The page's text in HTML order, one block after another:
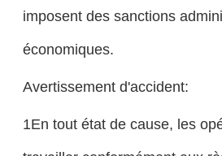
imposent des sanctions
économiques.
Avertissement d'accident:
1En tout état de cause, les